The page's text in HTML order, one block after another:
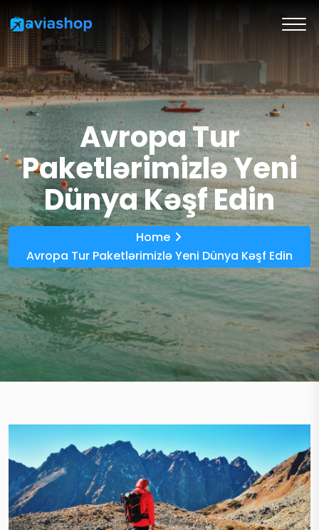
Avropa Tur
Paketlərimizlə Yeni
Dünya Kəşf Edin
Home
Avropa Tur Paketlərimizlə Yeni Dünya Kəşf Edin